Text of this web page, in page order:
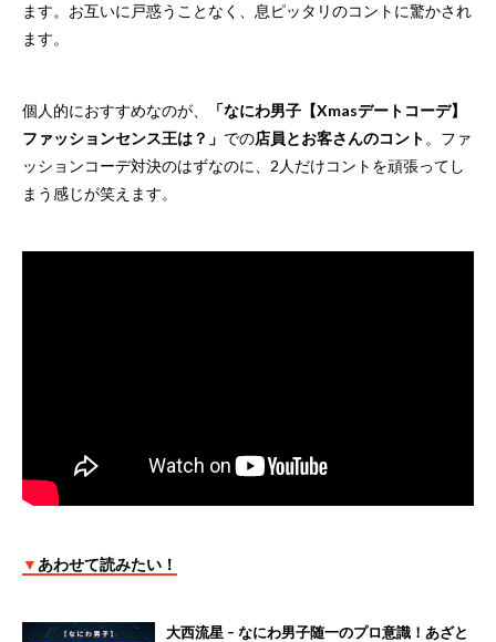
ます。お互いに戸惑うことなく、息ピッタリのコントに驚かされ
ます。
個人的におすすめなのが、
「なにわ男子【Xmasデートコーデ】
ファッションセンス王は？」 での店員とお客さんのコント 。ファ
ッションコーデ対決のはずなのに、2人だけコントを頑張ってし
まう感じが笑えます。
▼ あわせて読みたい！
大西流星 – なにわ男子随一のプロ意識！あざと